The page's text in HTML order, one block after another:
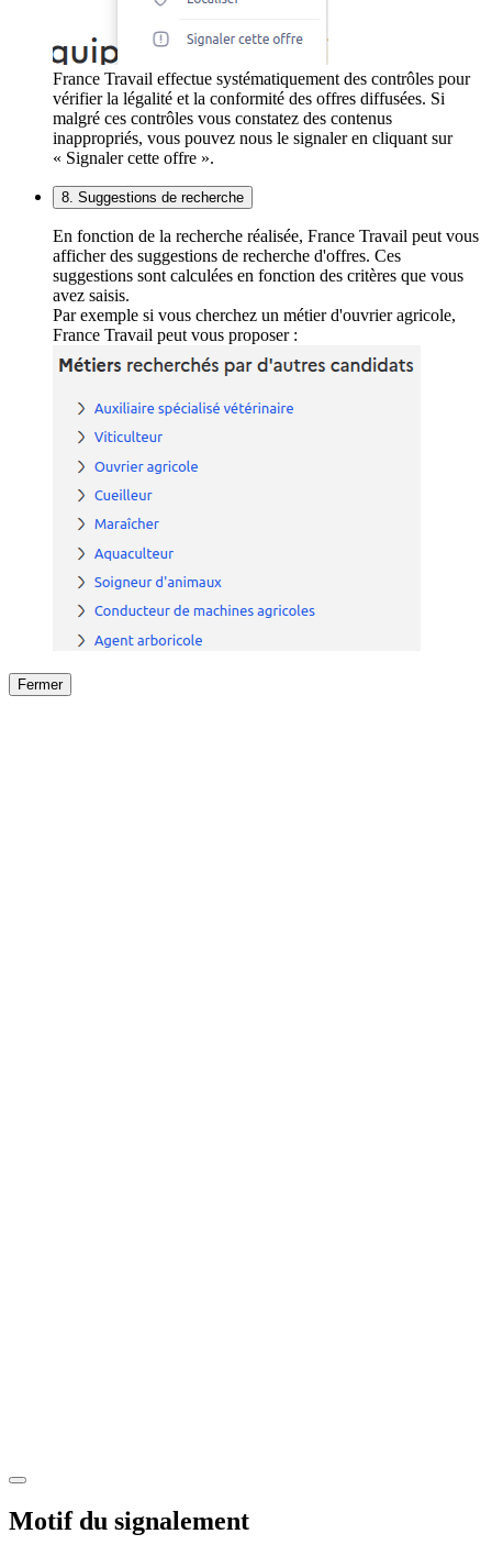
France Travail effectue systématiquement des contrôles pour
vérifier la légalité et la conformité des offres diffusées. Si
malgré ces contrôles vous constatez des contenus
inappropriés, vous pouvez nous le signaler en cliquant sur
« Signaler cette offre ».
8. Suggestions de recherche
En fonction de la recherche réalisée, France Travail peut vous
afficher des suggestions de recherche d'offres. Ces
suggestions sont calculées en fonction des critères que vous
avez saisis.
Par exemple si vous cherchez un métier d'ouvrier agricole,
France Travail peut vous proposer :
Fermer
Motif du signalement